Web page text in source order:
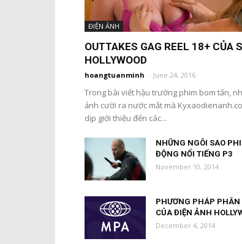
ĐIỆN ẢNH
OUTTAKES GAG REEL 18+ CỦA
HOLLYWOOD
hoangtuanminh - June 24, 2016
Trong bài viết hậu trường phim bom tấn,
ảnh cười ra nước mắt mà
dịp giới thiệu đến các...
NHỮNG NGÔI SAO
ĐỘNG NỔI TIẾNG P3
November 10, 2014
PHƯƠNG PHÁP
CỦA ĐIỆN ẢNH
December 4, 2014